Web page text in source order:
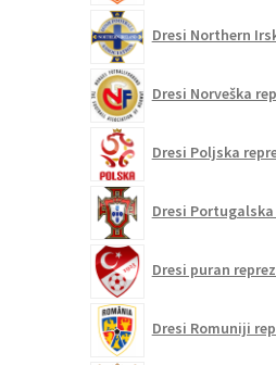
Dresi Northern
Dresi Norveška
Dresi Poljska
Dresi
Dresi puran
Dresi Romuniji